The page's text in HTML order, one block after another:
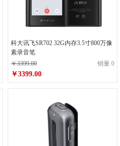
科大讯飞SR702 32G内存3.5寸800万像
素录音笔
￥3399.00
销量 0
￥3399.00